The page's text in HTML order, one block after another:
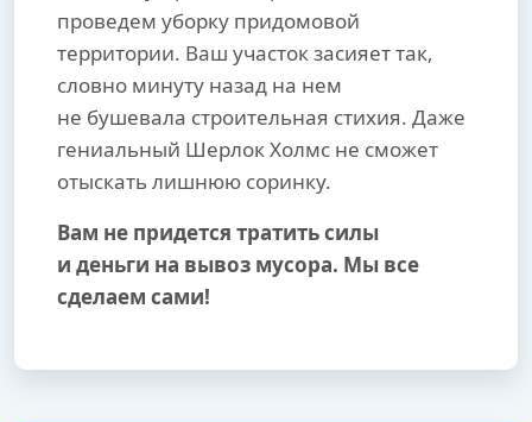
проведем уборку придомовой
территории. Ваш участок засияет так,
словно минуту назад на нем
не бушевала строительная стихия. Даже
гениальный Шерлок Холмс не сможет
отыскать лишнюю соринку.
Вам не придется тратить силы
и деньги на вывоз мусора. Мы все
сделаем сами!